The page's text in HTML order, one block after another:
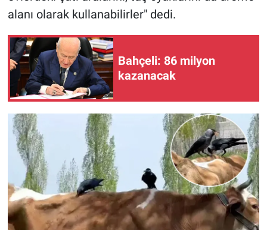
alanı olarak kullanabilirler" dedi.
Bahçeli: 86 milyon
kazanacak